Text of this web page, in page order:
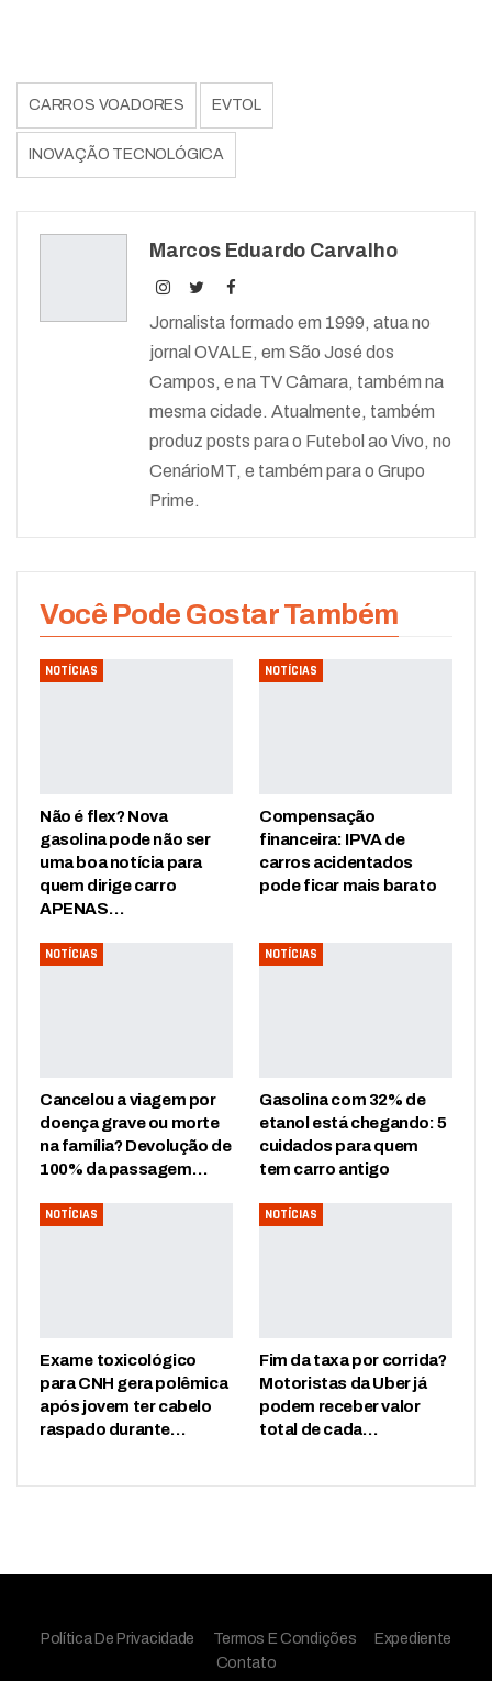
CARROS VOADORES EVTOL
INOVAÇÃO TECNOLÓGICA
Marcos Eduardo Carvalho
Jornalista formado em 1999, atua no
jornal OVALE, em São José dos
Campos, e na TV Câmara, também na
mesma cidade. Atualmente, também
produz posts para o Futebol ao Vivo, no
CenárioMT, e também para o Grupo
Prime.
Você Pode Gostar Também
NOTÍCIAS
Não é flex? Nova
gasolina pode não ser
uma boa notícia para
quem dirige carro
APENAS…
NOTÍCIAS
Compensação
financeira: IPVA de
carros acidentados
pode ficar mais barato
NOTÍCIAS
Cancelou a viagem por
doença grave ou morte
na família? Devolução de
100% da passagem…
NOTÍCIAS
Gasolina com 32% de
etanol está chegando: 5
cuidados para quem
tem carro antigo
NOTÍCIAS
Exame toxicológico
para CNH gera polêmica
após jovem ter cabelo
raspado durante…
NOTÍCIAS
Fim da taxa por corrida?
Motoristas da Uber já
podem receber valor
total de cada…
Política De Privacidade Termos E Condições
Expediente
Contato